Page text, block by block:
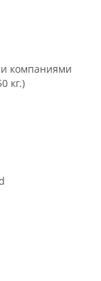
компаниями
кг.)